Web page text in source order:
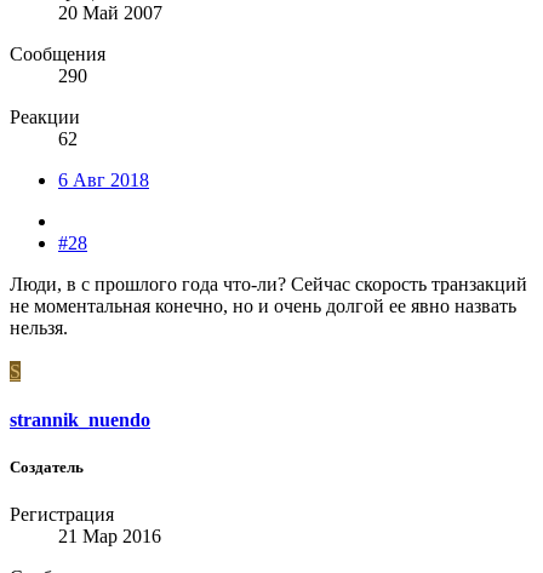
20 Май 2007
Сообщения
290
Реакции
62
6 Авг 2018
#28
Люди, в с прошлого года что-ли? Сейчас скорость транзакций
не моментальная конечно, но и очень долгой ее явно назвать
нельзя.
S
strannik_nuendo
Создатель
Регистрация
21 Мар 2016